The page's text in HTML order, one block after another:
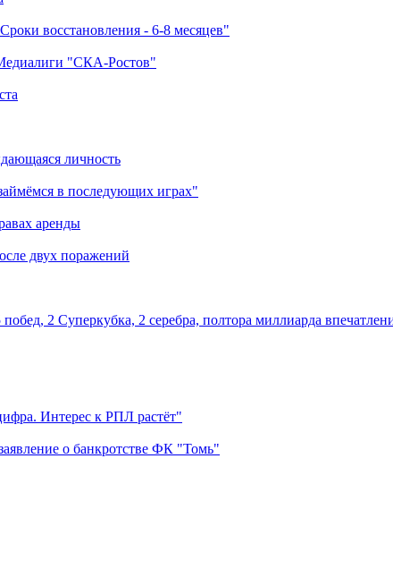
восстановления - 6-8 месяцев"
"СКА-Ростов"
личность
в последующих играх"
аренды
двух поражений
2 Суперкубка, 2 серебра, полтора миллиарда
Интерес к РПЛ растёт"
о банкротстве ФК "Томь"